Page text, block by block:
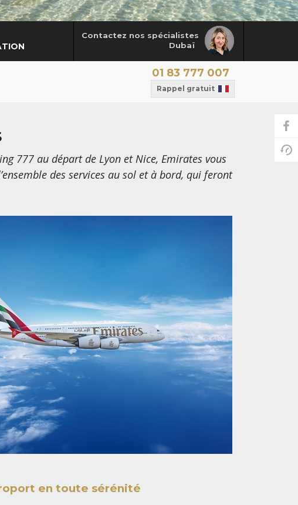
Contactez nos spécialistes
Dubaï
01 83 777 007
Rappel gratuit
777 au départ de Lyon et Nice, Emirates vous
des services au sol et à bord, qui feront
en toute sérénité